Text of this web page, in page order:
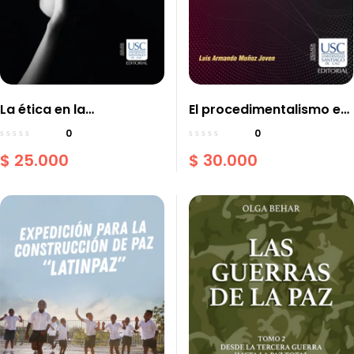
La ética en la
concepción de
0
$ 25.000
El procedimentalismo en
la formación ético-
0
$ 30.000